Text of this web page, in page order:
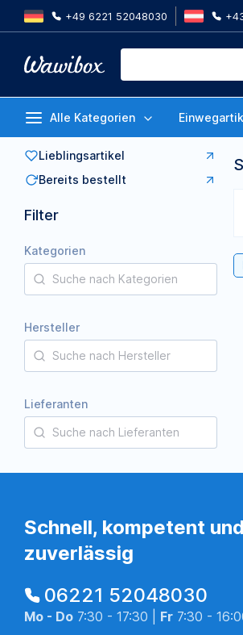
+49 6221 52048030
Alle Kategorien
Lieblingsartikel
Bereits bestellt
Filter
Kategorien
Hersteller
Lieferanten
Schnell, kompetent und
zuverlässig
06221 52048030
Mo - Do 7:30 - 17:30 | Fr 7:30 -